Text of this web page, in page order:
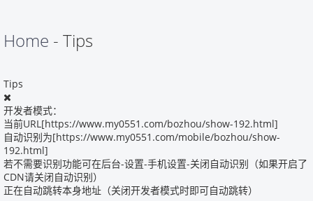
Home - Tips
Tips
开发者模式：
当前URL[https://www.my0551.com/bozhou/show-192.html]
自动识别为[https://www.my0551.com/mobile/bozhou/show-
192.html]
若不需要识别功能可在后台-设置-手机设置-关闭自动识别（如果开启了
CDN请关闭自动识别）
正在自动跳转本身地址（关闭开发者模式时即可自动跳转）